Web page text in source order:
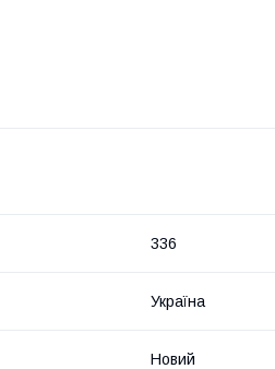
336
Україна
Новий